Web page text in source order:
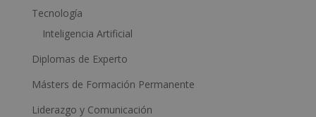
Tecnología
Inteligencia Artificial
Diplomas de Experto
Másters de Formación Permanente
Liderazgo y Comunicación